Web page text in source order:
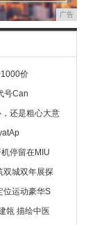
广告
价
号Can
还是粗心大意
停留在MIU
双城双年展探
位运动豪华S
瓴 描绘中医